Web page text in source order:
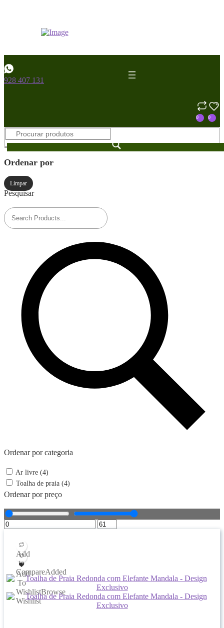
928 407 131
0 0
Ordenar por
Limpar
Pesquisar
Ordenar por categoria
Ar livre (4)
Toalha de praia (4)
Ordenar por preço
Add
to
CompareAdded
Add
To
WishlistBrowse
Wishlist